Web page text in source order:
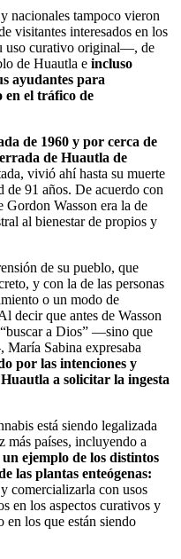
nacionales tampoco vieron
visitantes interesados en los
uso curativo original—, de
de Huautla e incluso
ayudantes para
en el tráfico de
de 1960 y por cerca de
de Huautla de
vivió ahí hasta su muerte
de 91 años. De acuerdo con
Gordon Wasson era la de
al bienestar de propios y
de su pueblo, que
y con la de las personas
o un modo de
decir que antes de Wasson
a Dios” —sino que
María Sabina expresaba
por las intenciones y
a solicitar la ingesta
está siendo legalizada
más países, incluyendo a
ejemplo de los distintos
las plantas enteógenas:
comercializarla con usos
en los aspectos curativos y
en los que están siendo